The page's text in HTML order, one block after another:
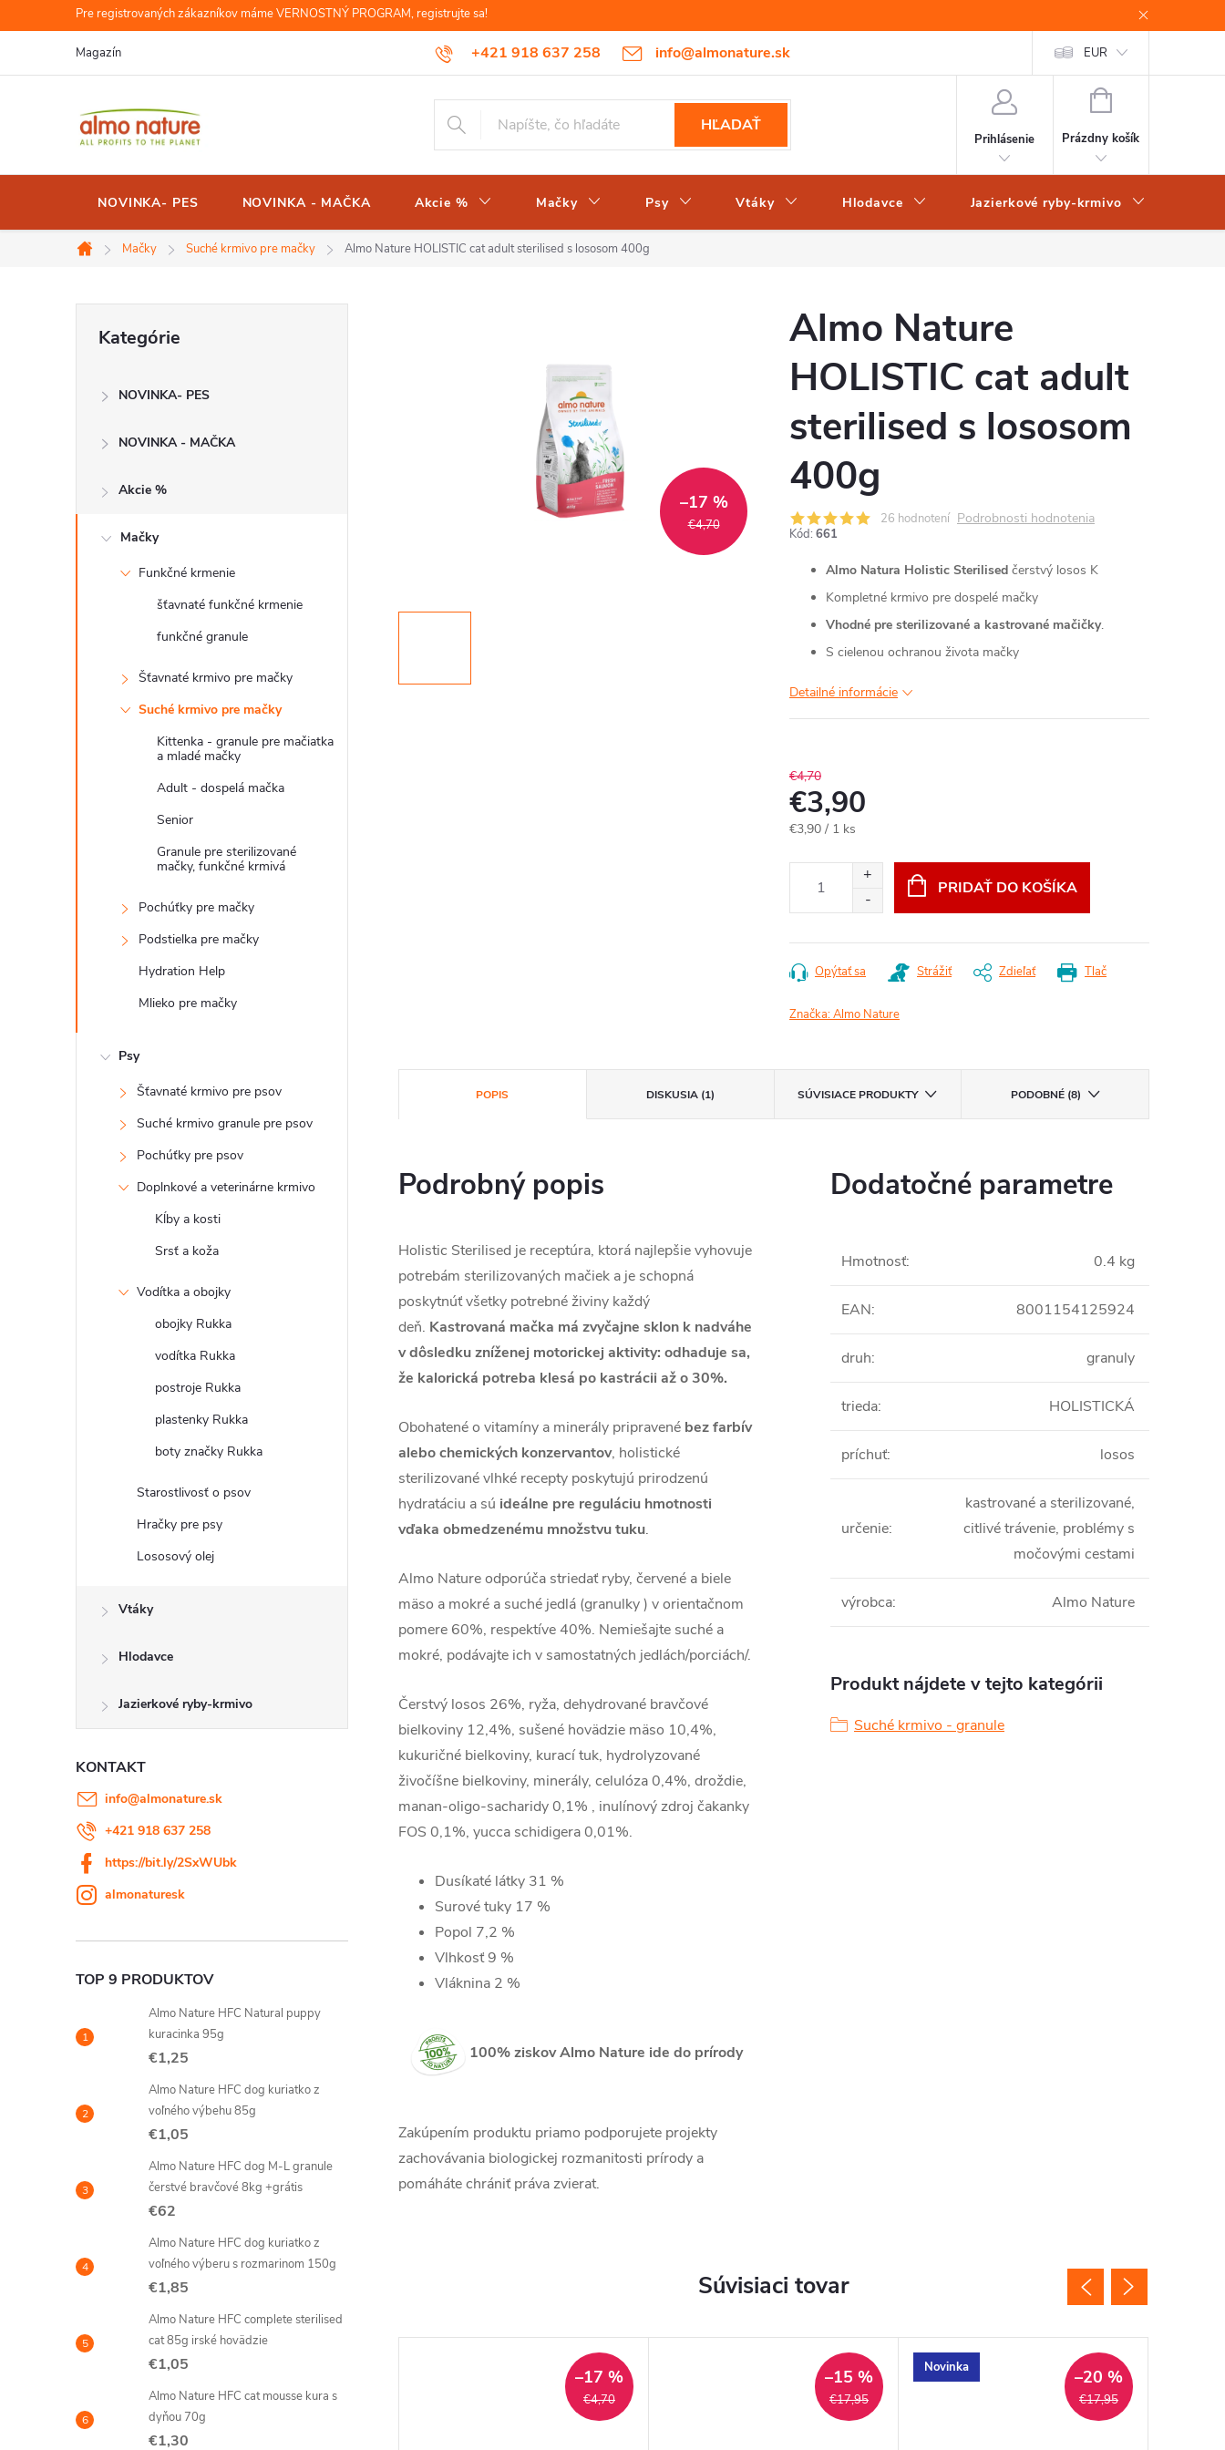
na
Pre registrovaných zákazníkov máme VERNOSTNÝ PROGRAM, registrujte sa!
+421 918 637 258 info@almonature.sk
Magazín EUR
HĽADAŤ
Prihlásenie
NÁKUPNÝ
Prázdny košík
NOVINKA- PES NOVINKA - MAČKA Akcie % Mačky Psy Vtáky Hlodavce Jazierkové ryby-krmivo
Domov
Mačky Suché krmivo pre mačky Almo Nature HOLISTIC cat adult sterilised s lososom 400g
ý
kategórie
Kategórie
NOVINKA- PES
NOVINKA - MAČKA
Akcie %
Mačky
Funkčné krmenie
šťavnaté funkčné krmenie
funkčné granule
Šťavnaté krmivo pre mačky
Suché krmivo pre mačky
Kittenka - granule pre mačiatka
a mladé mačky
Adult - dospelá mačka
Senior
Granule pre sterilizované
mačky, funkčné krmivá
Pochúťky pre mačky
Podstielka pre mačky
Hydration Help
Mlieko pre mačky
Psy
Šťavnaté krmivo pre psov
Suché krmivo granule pre psov
Pochúťky pre psov
Doplnkové a veterinárne krmivo
Kĺby a kosti
Srsť a koža
Vodítka a obojky
obojky Rukka
vodítka Rukka
postroje Rukka
plastenky Rukka
boty značky Rukka
Starostlivosť o psov
Hračky pre psy
Lososový olej
Vtáky
Hlodavce
Jazierkové ryby-krmivo
KONTAKT
info@almonature.sk
+421 918 637 258
https://bit.ly/2SxWUbk
almonaturesk
TOP 9 PRODUKTOV
Almo Nature HFC Natural puppy
kuracinka 95g
€1,25
Almo Nature HFC dog kuriatko z
voľného výbehu 85g
€1,05
Almo Nature HFC dog M-L granule
čerstvé bravčové 8kg +grátis
€62
Almo Nature HFC dog kuriatko z
voľného výberu s rozmarinom 150g
€1,85
Almo Nature HFC complete sterilised
cat 85g irské hovädzie
€1,05
Almo Nature HFC cat mousse kura s
dyňou 70g
€1,30
€4,70
–17 %
Almo Nature
HOLISTIC cat adult
sterilised s lososom
400g
26 hodnotení Podrobnosti hodnotenia
Kód: 661
Almo Natura Holistic Sterilised čerstvý losos K
Kompletné krmivo pre dospelé mačky
Vhodné pre sterilizované a kastrované mačičky.
S cielenou ochranou života mačky
Detailné informácie
€4,70
€3,90
Jednotková
€3,90 / 1 ks
PRIDAŤ DO KOŠÍKA
Tlač
Opýtať sa Strážiť Zdieľať
Značka:Almo Nature
POPIS DISKUSIA (1) SÚVISIACE PRODUKTY PODOBNÉ (8)
Podrobný popis
Holistic Sterilised je receptúra, ktorá najlepšie vyhovuje
potrebám sterilizovaných mačiek a je schopná
poskytnúť všetky potrebné živiny každý
deň. Kastrovaná mačka má zvyčajne sklon k nadváhe
v dôsledku zníženej motorickej aktivity: odhaduje sa,
že kalorická potreba klesá po kastrácii až o 30%.
Obohatené o vitamíny a minerály pripravené bez farbív
alebo chemických konzervantov, holistické
sterilizované vlhké recepty poskytujú prirodzenú
hydratáciu a sú ideálne pre reguláciu hmotnosti
vďaka obmedzenému množstvu tuku.
Almo Nature odporúča striedať ryby, červené a biele
mäso a mokré a suché jedlá (granulky ) v orientačnom
pomere 60%, respektíve 40%. Nemiešajte suché a
mokré, podávajte ich v samostatných jedlách/porciách/.
Čerstvý losos 26%, ryža, dehydrované bravčové
bielkoviny 12,4%, sušené hovädzie mäso 10,4%,
kukuričné ​​bielkoviny, kurací tuk, hydrolyzované
živočíšne bielkoviny, minerály, celulóza 0,4%, droždie,
manan-oligo-sacharidy 0,1% , inulínový zdroj čakanky
FOS 0,1%, yucca schidigera 0,01%.
Dusíkaté látky 31 %
Surové tuky 17 %
Popol 7,2 %
Vlhkosť9 %
Vláknina 2 %
100% ziskov Almo Nature ide do prírody
Zakúpením produktu priamo podporujete projekty
zachovávania biologickej rozmanitosti prírody a
pomáháte chrániť práva zvierat.
Dodatočné parametre
Hmotnosť: 0.4 kg
EAN: 8001154125924
druh: granuly
trieda: HOLISTICKÁ
príchuť: losos
určenie:
kastrované a sterilizované,
citlivé trávenie, problémy s
močovými cestami
výrobca: Almo Nature
Produkt nájdete v tejto kategórii
Suché krmivo - granule
Súvisiaci tovar
€4,70
–17 %
€17,95
–15 % Novinka
€17,95
–20 %